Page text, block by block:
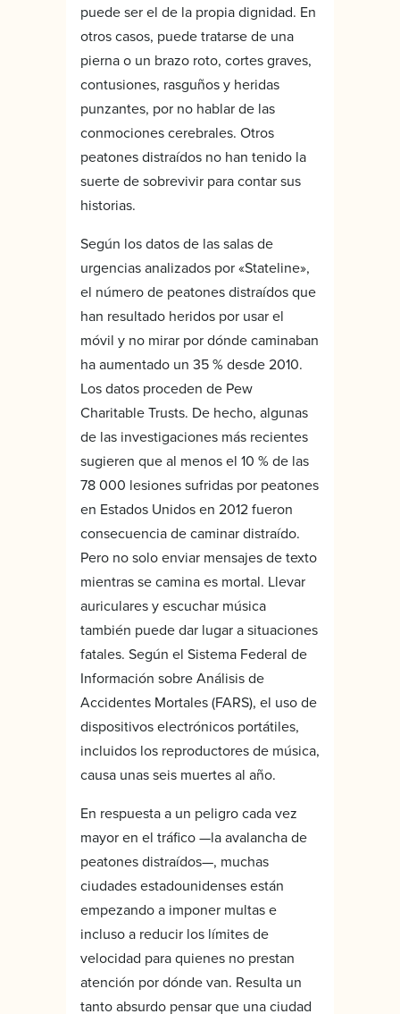
puede ser el de la propia dignidad. En
otros casos, puede tratarse de una
pierna o un brazo roto, cortes graves,
contusiones, rasguños y heridas
punzantes, por no hablar de las
conmociones cerebrales. Otros
peatones distraídos no han tenido la
suerte de sobrevivir para contar sus
historias.
Según los datos de las salas de
urgencias analizados por «Stateline»,
el número de peatones distraídos que
han resultado heridos por usar el
móvil y no mirar por dónde caminaban
ha aumentado un 35 % desde 2010.
Los datos proceden de Pew
Charitable Trusts. De hecho, algunas
de las investigaciones más recientes
sugieren que al menos el 10 % de las
78 000 lesiones sufridas por peatones
en Estados Unidos en 2012 fueron
consecuencia de caminar distraído.
Pero no solo enviar mensajes de texto
mientras se camina es mortal. Llevar
auriculares y escuchar música
también puede dar lugar a situaciones
fatales. Según el Sistema Federal de
Información sobre Análisis de
Accidentes Mortales (FARS), el uso de
dispositivos electrónicos portátiles,
incluidos los reproductores de música,
causa unas seis muertes al año.
En respuesta a un peligro cada vez
mayor en el tráfico —la avalancha de
peatones distraídos—, muchas
ciudades estadounidenses están
empezando a imponer multas e
incluso a reducir los límites de
velocidad para quienes no prestan
atención por dónde van. Resulta un
tanto absurdo pensar que una ciudad